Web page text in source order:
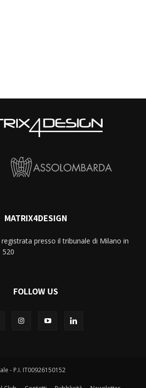
MATRIX4DESIGN
presso il tribunale di Milano in
520
FOLLOW US
- P.I. IT00926150152